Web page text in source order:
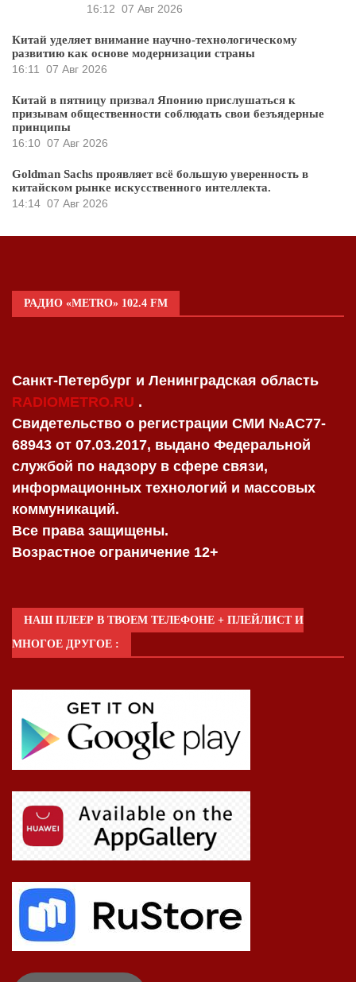
16:12 07 Авг 2026
Китай уделяет внимание научно-технологическому
развитию как основе модернизации страны
16:11
07 Авг 2026
Китай в пятницу призвал Японию прислушаться к
призывам общественности соблюдать свои безъядерные
принципы
16:10 07 Авг 2026
Goldman Sachs проявляет всё большую уверенность в
китайском рынке искусственного интеллекта.
14:14 07 Авг 2026
РАДИО «METRO» 102.4 FM
Санкт-Петербург и Ленинградская область
RADIOMETRO.RU .
Свидетельство о регистрации СМИ №AC77-
68943 от 07.03.2017, выдано Федеральной
службой по надзору в сфере связи,
информационных технологий и массовых
коммуникаций.
Все права защищены.
Возрастное ограничение 12+
НАШ ПЛЕЕР В ТВОЕМ ТЕЛЕФОНЕ + ПЛЕЙЛИСТ И
МНОГОЕ ДРУГОЕ :